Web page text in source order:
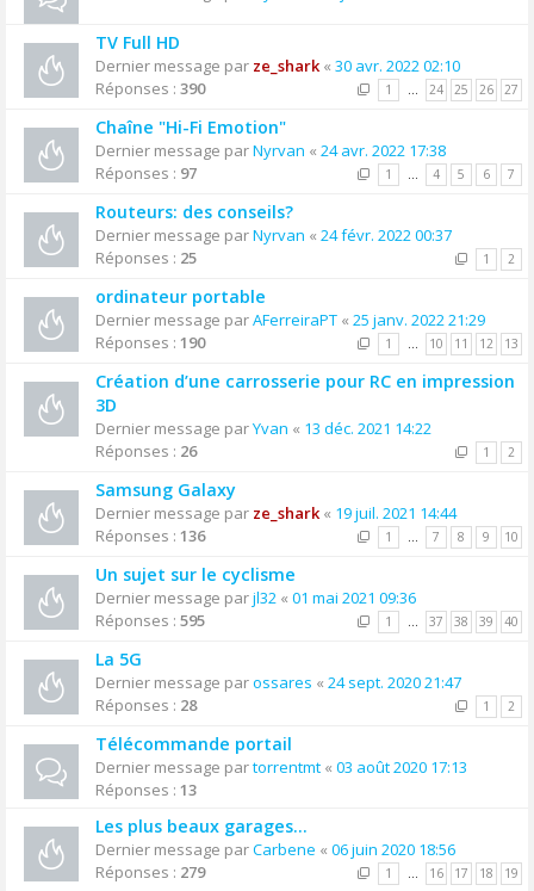
TV Full HD
Dernier message par ze_shark« 30 avr. 2022 02:10
Réponses : 390 1 … 24 25 26 27
Chaîne "Hi-Fi Emotion"
Dernier message parNyrvan « 24 avr. 2022 17:38
Réponses : 97 1 … 4 5 6 7
Routeurs: des conseils?
Dernier message parNyrvan « 24 févr. 2022 00:37
Réponses : 25 1 2
ordinateur portable
Dernier message parAFerreiraPT « 25 janv. 2022 21:29
Réponses : 190 1 … 10 11 12 13
Création d’une carrosserie pour RC en impression
3D
Dernier message parYvan « 13 déc. 2021 14:22
Réponses : 26 1 2
Samsung Galaxy
Dernier message par ze_shark« 19 juil. 2021 14:44
Réponses : 136 1 … 7 8 9 10
Un sujet sur le cyclisme
Dernier message parjl32 « 01 mai 2021 09:36
Réponses : 595 1 … 37 38 39 40
La 5G
Dernier message parossares « 24 sept. 2020 21:47
Réponses : 28 1 2
Télécommande portail
Dernier message partorrentmt « 03 août 2020 17:13
Réponses : 13
Les plus beaux garages...
Dernier message parCarbene « 06 juin 2020 18:56
Réponses : 279 1 … 16 17 18 19